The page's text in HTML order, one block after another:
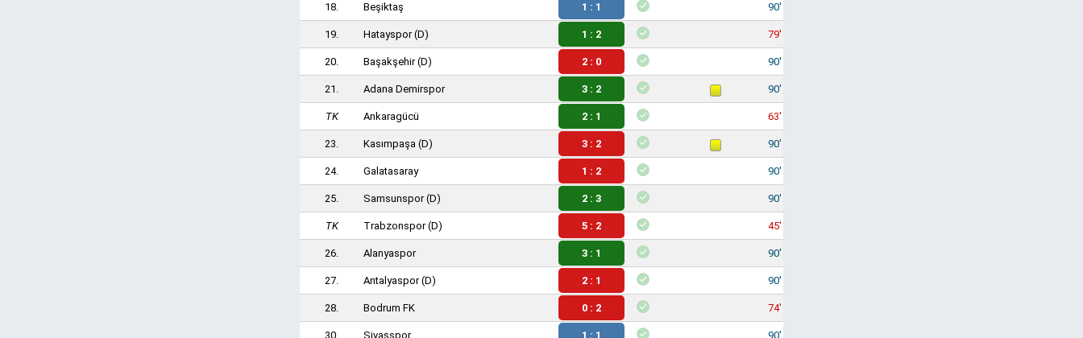
18. Beşiktaş 1 : 1 90'
19. Hatayspor(D) 1 : 2 79'
20. Başakşehir(D) 2 : 0 90'
21. Adana Demirspor 3 : 2 90'
TK Ankaragücü 2 : 1 63'
23. Kasımpaşa (D) 3 : 2 90'
24. Galatasaray 1 : 2 90'
25. Samsunspor(D) 2 : 3 90'
TK Trabzonspor(D) 5 : 2 45'
26. Alanyaspor 3 : 1 90'
27. Antalyaspor(D) 2 : 1 90'
28. Bodrum FK 0 : 2 74'
30. Sivasspor 1 : 1 90'